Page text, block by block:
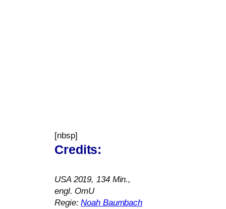
[nbsp]
Credits:
USA2019, 134 Min.,
engl. OmU
Regie:Noah Baumbach